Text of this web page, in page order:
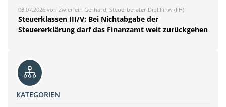
03.07.2026 von Zwierlein Gerhard, Steuerberater Dipl.Finw (FH)
Steuerklassen III/V: Bei Nichtabgabe der
Steuererklärung darf das Finanzamt weit zurückgehen
KATEGORIEN